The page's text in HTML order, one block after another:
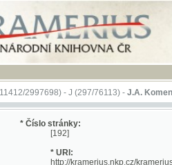
2997698) -J (297/76113)-J.A. Komenského
* Číslo stránky:
[192]
* URI:
http://kramerius.nkp.cz/kramerius/